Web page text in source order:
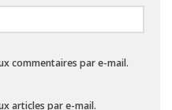
commentaires par e-mail.
articles par e-mail.